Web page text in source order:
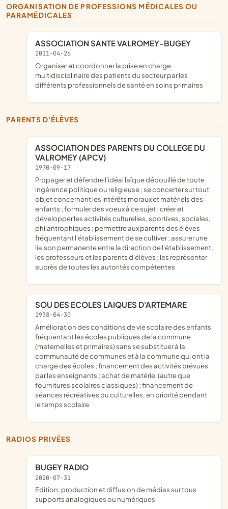
ORGANISATION DE PROFESSIONS MÉDICALES OU
PARAMÉDICALES
ASSOCIATION SANTE VALROMEY-BUGEY
2011-04-26
organiser et coordonner la prise en charge
multidisciplinaire des patients du secteur par les
différents professionnels de santé en soins primaires
PARENTS D'ÉLÈVES
ASSOCIATION DES PARENTS DU COLLEGE DU
VALROMEY (APCV)
1970-09-17
propager et défendre l'idéal laïque dépouillé de toute
ingérence politique ou religieuse ; se concerter sur tout
objet concernant les intérêts moraux et matériels des
enfants ; formuler des voeux à ce sujet ; créer et
développer les activités culturelles, sportives, sociales,
philantrophiques ; permettre aux parents des élèves
fréquentant l'établissement de se cultiver ; assurer une
liaison permanente entre la direction de l'établissement,
les professeurs et les parents d'élèves ; les représenter
auprès de toutes les autorités compétentes
SOU DES ECOLES LAIQUES D'ARTEMARE
1938-04-30
amélioration des conditions de vie scolaire des enfants
fréquentant les écoles publiques de la commune
(maternelles et primaires) sans se substituer à la
communauté de communes et à la commune qui ont la
charge des écoles ; financement des activités prévues
par les enseignants ; achat de matériel (autre que
fournitures scolaires classiques) ; financement de
séances récréatives ou culturelles, en priorité pendant
le temps scolaire
RADIOS PRIVÉES
BUGEY RADIO
2020-07-31
edition, production et diffusion de médias sur tous
supports analogiques ou numériques